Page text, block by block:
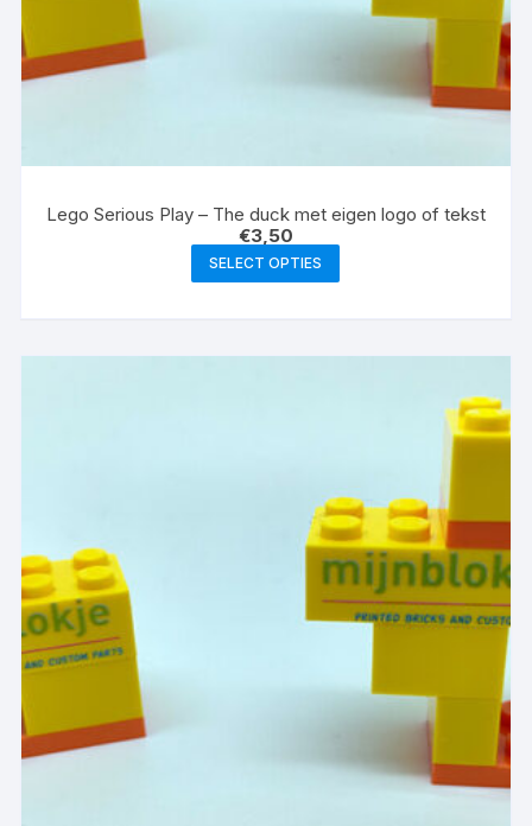
Lego Serious Play – The duck met eigen logo of tekst
€3,50
SELECT OPTIES